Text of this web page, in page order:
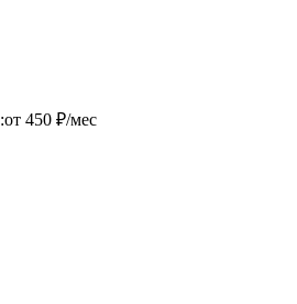
:от 450 ₽/мес